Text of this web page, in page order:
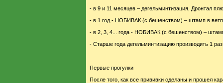
- в 9 и 11 месяцев – дегельминтизация, Дронтал
- в 1 год - НОБИВАК (с бешенством) – штамп в
- в 2, 3, 4... года - НОБИВАК (с бешенством) –
- Старше года дегельминтизацию производить 1
Первые прогулки
После того, как все прививки сделаны и прошел